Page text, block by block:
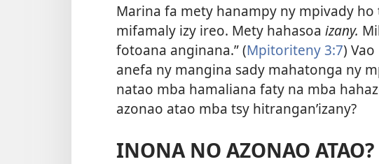
Marina fa mety hanampy ny mpivady
mifamaly izy ireo. Mety hahasoa izany.
fotoana anginana.” (Mpitoriteny 3:7)
anefa ny mangina sady mahatonga ny
natao mba hamaliana faty na mba
azonao atao mba tsy hitrangan’izany?
INONA NO AZONAO ATAO?